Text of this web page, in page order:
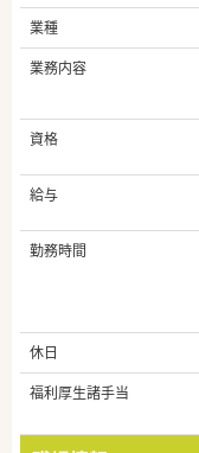
業種
業務内容
資格
給与
勤務時間
休日
福利厚生諸手当